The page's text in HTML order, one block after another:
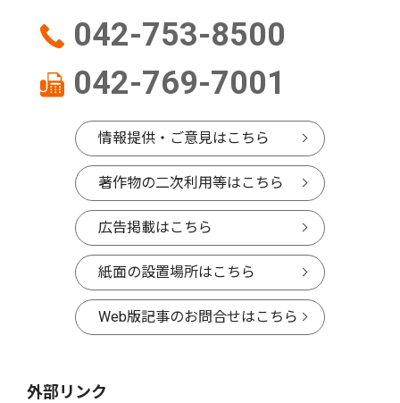
042-753-8500
042-769-7001
情報提供・ご意見はこちら
著作物の二次利用等はこちら
広告掲載はこちら
紙面の設置場所はこちら
Web版記事のお問合せはこちら
外部リンク